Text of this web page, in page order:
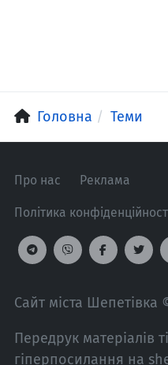
Головна Теми
Про нас Реклама
Політика
Сайт міста Шепетівка
Передрук матеріалів
гіперпосилання на